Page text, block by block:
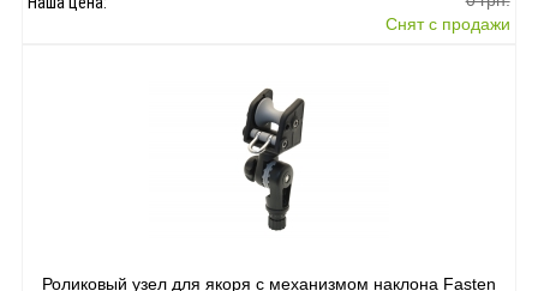
Снят с продажи
Роликовый узел для якоря с механизмом наклона Fasten